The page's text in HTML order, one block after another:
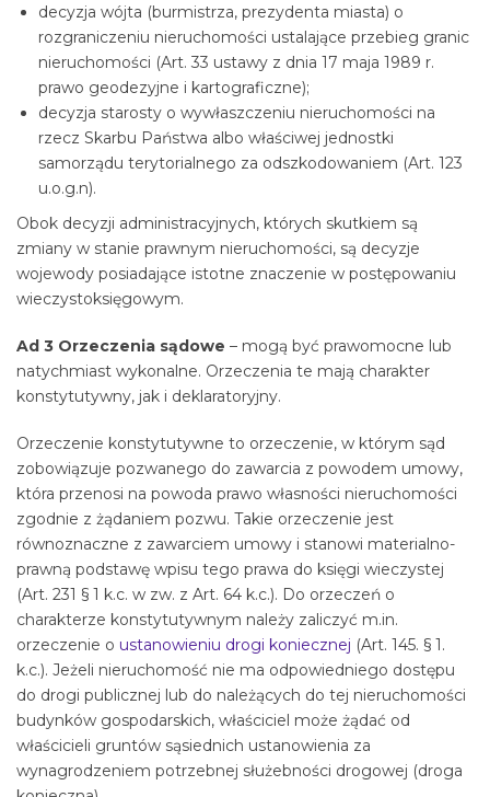
decyzja wójta (burmistrza, prezydenta miasta) o
rozgraniczeniu nieruchomości ustalające przebieg granic
nieruchomości (Art. 33 ustawy z dnia 17 maja 1989 r.
prawo geodezyjne i kartograficzne);
decyzja starosty o wywłaszczeniu nieruchomości na
rzecz Skarbu Państwa albo właściwej jednostki
samorządu terytorialnego za odszkodowaniem (Art. 123
u.o.g.n).
Obok decyzji administracyjnych, których skutkiem są
zmiany w stanie prawnym nieruchomości, są decyzje
wojewody posiadające istotne znaczenie w postępowaniu
wieczystoksięgowym.
Ad 3 Orzeczenia sądowe – mogą być prawomocne lub
natychmiast wykonalne. Orzeczenia te mają charakter
konstytutywny, jak i deklaratoryjny.
Orzeczenie konstytutywne to orzeczenie, w którym sąd
zobowiązuje pozwanego do zawarcia z powodem umowy,
która przenosi na powoda prawo własności nieruchomości
zgodnie z żądaniem pozwu. Takie orzeczenie jest
równoznaczne z zawarciem umowy i stanowi materialno-
prawną podstawę wpisu tego prawa do księgi wieczystej
(Art. 231 § 1 k.c. w zw. z Art. 64 k.c.). Do orzeczeń o
charakterze konstytutywnym należy zaliczyć m.in.
orzeczenie o ustanowieniu drogi koniecznej (Art. 145. § 1.
k.c.). Jeżeli nieruchomość nie ma odpowiedniego dostępu
do drogi publicznej lub do należących do tej nieruchomości
budynków gospodarskich, właściciel może żądać od
właścicieli gruntów sąsiednich ustanowienia za
wynagrodzeniem potrzebnej służebności drogowej (droga